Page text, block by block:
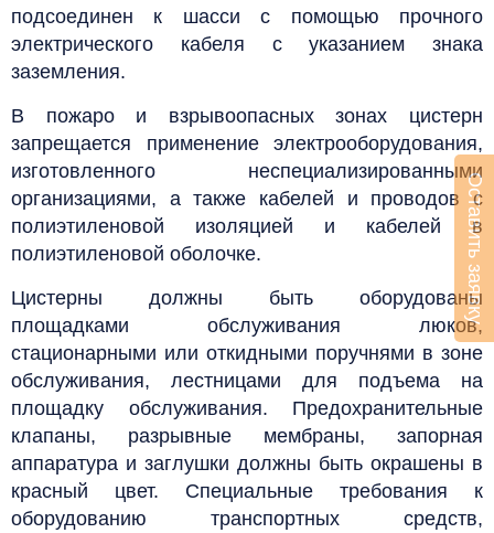
подсоединен к шасси с помощью прочного
электрического кабеля с указанием знака
заземления.
В пожаро и взрывоопасных зонах цистерн
запрещается применение электрооборудования,
изготовленного неспециализированными
организациями, а также кабелей и проводов с
полиэтиленовой изоляцией и кабелей в
полиэтиленовой оболочке.
Цистерны должны быть оборудованы
площадками обслуживания люков,
стационарными или откидными поручнями в зоне
обслуживания, лестницами для подъема на
площадку обслуживания. Предохранительные
клапаны, разрывные мембраны, запорная
аппаратура и заглушки должны быть окрашены в
красный цвет. Специальные требования к
оборудованию транспортных средств,
Оставить заявку